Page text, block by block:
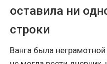
оставила ни
строки
Ванга была